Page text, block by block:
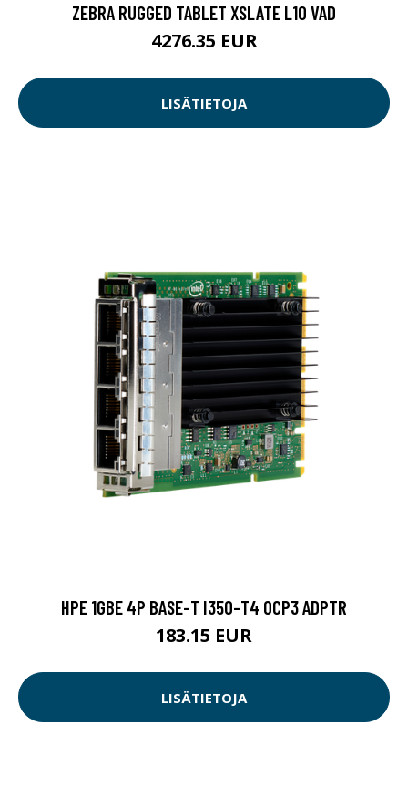
ZEBRA RUGGED TABLET XSLATE L10 VAD
4276.35 EUR
LISÄTIETOJA
HPE 1GBE 4P BASE-T I350-T4 OCP3 ADPTR
183.15 EUR
LISÄTIETOJA